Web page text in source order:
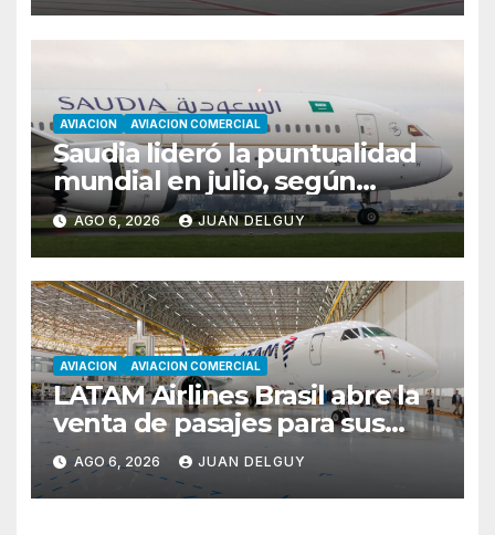
AVIACION AVIACION COMERCIAL
Saudia lideró la puntualidad
mundial en julio, según
Cirium
AGO 6, 2026 JUAN DELGUY
AVIACION AVIACION COMERCIAL
LATAM Airlines Brasil abre la
venta de pasajes para sus
nuevos Embraer E195-E2 y
anuncia la expansión de su
red
AGO 6, 2026 JUAN DELGUY